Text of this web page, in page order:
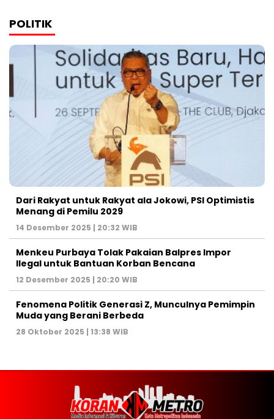
POLITIK
Dari Rakyat untuk Rakyat ala Jokowi, PSI Optimistis
Menang di Pemilu 2029
14 Desember 2025 | 20:32 WIB
Menkeu Purbaya Tolak Pakaian Balpres Impor
Ilegal untuk Bantuan Korban Bencana
12 Desember 2025 | 20:20 WIB
Fenomena Politik Generasi Z, Munculnya Pemimpin
Muda yang Berani Berbeda
28 Oktober 2025 | 13:38 WIB